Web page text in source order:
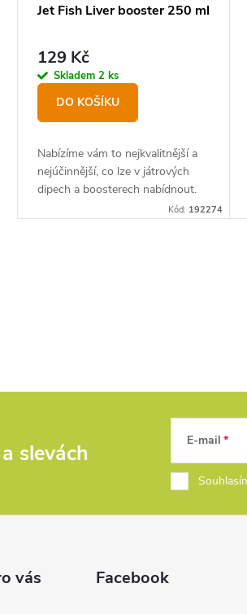
Jet Fish Liver booster 250 ml
129 Kč
Skladem 2 ks
DO KOŠÍKU
Nabízíme vám to nejkvalitnější a
nejúčinnější, co lze v játrových
dipech a boosterech nabídnout.
Kód: 192274
a
í
r
a slevách E-mail
vás Facebook